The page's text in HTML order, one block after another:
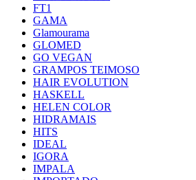
FT1
GAMA
Glamourama
GLOMED
GO VEGAN
GRAMPOS TEIMOSO
HAIR EVOLUTION
HASKELL
HELEN COLOR
HIDRAMAIS
HITS
IDEAL
IGORA
IMPALA